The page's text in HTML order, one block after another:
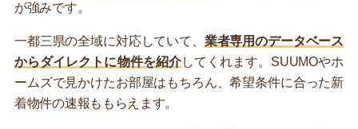
が強みです。
一都三県の全域に対応していて、 業者専用のデータベース
からダイレクトに物件を紹介してくれます。SUUMOやホ
ームズで見かけたお部屋はもちろん、希望条件に合った新
着物件の速報ももらえます。